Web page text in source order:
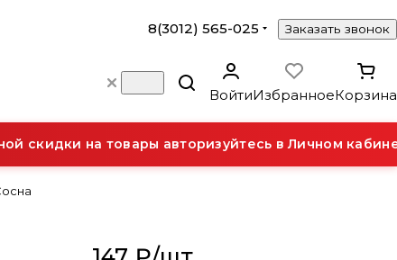
8(3012) 565-025 Заказать звонок
ВойтиИзбранноеКорзина
скидки на товары авторизуйтесь в Личном